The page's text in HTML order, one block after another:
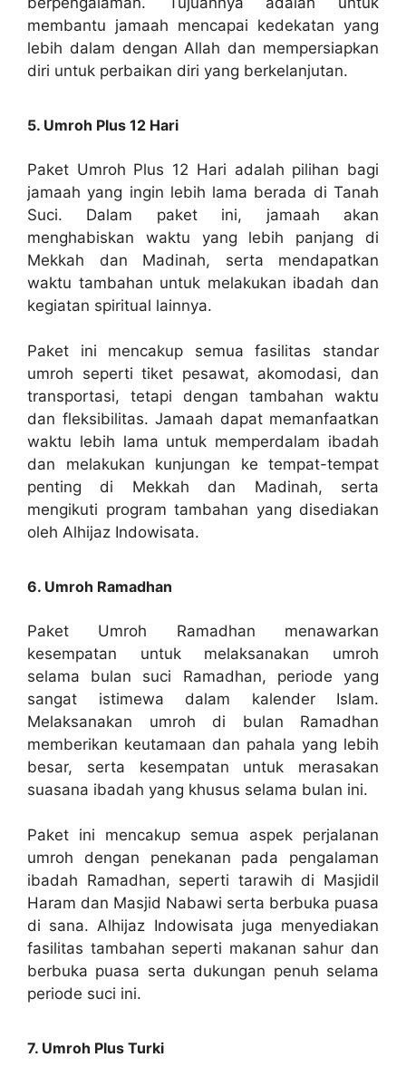
membantu jamaah mencapai kedekatan yang
lebih dalam dengan Allah dan mempersiapkan
diri untuk perbaikan diri yang berkelanjutan.
5. Umroh Plus 12 Hari
Paket Umroh Plus 12 Hari adalah pilihan bagi
jamaah yang ingin lebih lama berada di Tanah
Suci. Dalam paket ini, jamaah akan
menghabiskan waktu yang lebih panjang di
Mekkah dan Madinah, serta mendapatkan
waktu tambahan untuk melakukan ibadah dan
kegiatan spiritual lainnya.
Paket ini mencakup semua fasilitas standar
umroh seperti tiket pesawat, akomodasi, dan
transportasi, tetapi dengan tambahan waktu
dan fleksibilitas. Jamaah dapat memanfaatkan
waktu lebih lama untuk memperdalam ibadah
dan melakukan kunjungan ke tempat-tempat
penting di Mekkah dan Madinah, serta
mengikuti program tambahan yang disediakan
oleh Alhijaz Indowisata.
6. Umroh Ramadhan
Paket Umroh Ramadhan menawarkan
kesempatan untuk melaksanakan umroh
selama bulan suci Ramadhan, periode yang
sangat istimewa dalam kalender Islam.
Melaksanakan umroh di bulan Ramadhan
memberikan keutamaan dan pahala yang lebih
besar, serta kesempatan untuk merasakan
suasana ibadah yang khusus selama bulan ini.
Paket ini mencakup semua aspek perjalanan
umroh dengan penekanan pada pengalaman
ibadah Ramadhan, seperti tarawih di Masjidil
Haram dan Masjid Nabawi serta berbuka puasa
di sana. Alhijaz Indowisata juga menyediakan
fasilitas tambahan seperti makanan sahur dan
berbuka puasa serta dukungan penuh selama
periode suci ini.
7. Umroh Plus Turki